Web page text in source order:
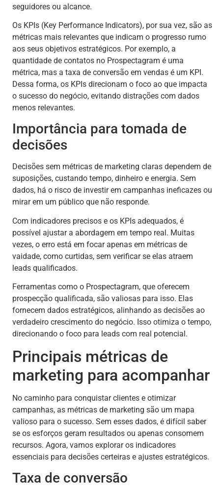
seguidores ou alcance.
Os KPIs (Key Performance Indicators), por sua vez, são as
métricas mais relevantes que indicam o progresso rumo
aos seus objetivos estratégicos. Por exemplo, a
quantidade de contatos no Prospectagram é uma
métrica, mas a taxa de conversão em vendas é um KPI.
Dessa forma, os KPIs direcionam o foco ao que impacta
o sucesso do negócio, evitando distrações com dados
menos relevantes.
Importância para tomada de
decisões
Decisões sem métricas de marketing claras dependem de
suposições, custando tempo, dinheiro e energia. Sem
dados, há o risco de investir em campanhas ineficazes ou
mirar em um público que não responde.
Com indicadores precisos e os KPIs adequados, é
possível ajustar a abordagem em tempo real. Muitas
vezes, o erro está em focar apenas em métricas de
vaidade, como curtidas, sem verificar se elas atraem
leads qualificados.
Ferramentas como o Prospectagram, que oferecem
prospecção qualificada, são valiosas para isso. Elas
fornecem dados estratégicos, alinhando as decisões ao
verdadeiro crescimento do negócio. Isso otimiza o tempo,
direcionando o foco para leads com real potencial.
Principais métricas de
marketing para acompanhar
No caminho para conquistar clientes e otimizar
campanhas, as métricas de marketing são um mapa
valioso para o sucesso. Sem esses dados, é difícil saber
se os esforços geram resultados ou apenas consomem
recursos. Agora, vamos explorar os indicadores
essenciais para decisões certeiras e ajustes estratégicos.
Taxa de conversão